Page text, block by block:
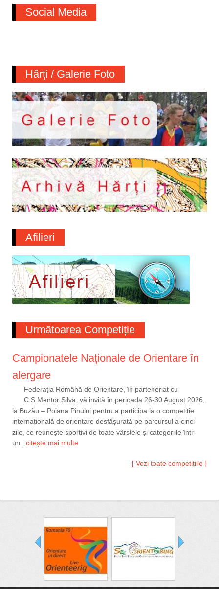
Social Media
Hărți / Galerie Foto
Afilieri
Următoarea Competiție
Campionatele Naționale de Orientare în
alergare
Federația Română de Orientare, în parteneriat cu
C.S.Mentor Silva, vă invită în perioada 26-30 August 2026,
la Buzău – Poiana Pinului pentru a participa la o competiție
internațională de orientare desfășurată pe parcursul a cinci
zile, ce reunește sportivi de toate vârstele și categoriile într-
un...citește mai multe
[ Vezi toate competițiile ]